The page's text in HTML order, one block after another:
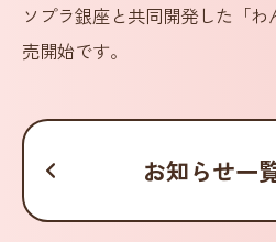
ソプラ銀座と共同開発した「わ
売開始です。
お知らせ一